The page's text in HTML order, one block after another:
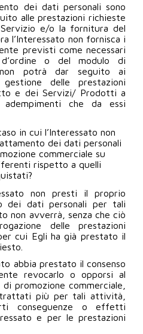
dei dati personali sono
alle prestazioni richieste
e/o la fornitura del
l’Interessato non fornisca i
previsti come necessari
o del modulo di
potrà dar seguito ai
delle prestazioni
e dei Servizi/ Prodotti a
che da essi
in cui l’Interessato non
dei dati personali
commerciale su
rispetto a quelli
non presti il proprio
dei dati personali per tali
non avverrà, senza che ciò
delle prestazioni
cui Egli ha già prestato il
abbia prestato il consenso
revocarlo o opporsi al
promozione commerciale,
più per tali attività,
conseguenze o effetti
e per le prestazioni